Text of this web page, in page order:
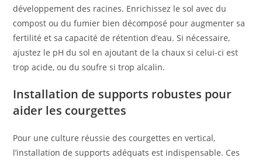
développement des racines. Enrichissez le sol avec du
compost ou du fumier bien décomposé pour augmenter sa
fertilité et sa capacité de rétention d’eau. Si nécessaire,
ajustez le pH du sol en ajoutant de la chaux si celui-ci est
trop acide, ou du soufre si trop alcalin.
Installation de supports robustes pour
aider les courgettes
Pour une culture réussie des courgettes en vertical,
l’installation de supports adéquats est indispensable. Ces